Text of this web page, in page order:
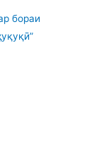
бораи